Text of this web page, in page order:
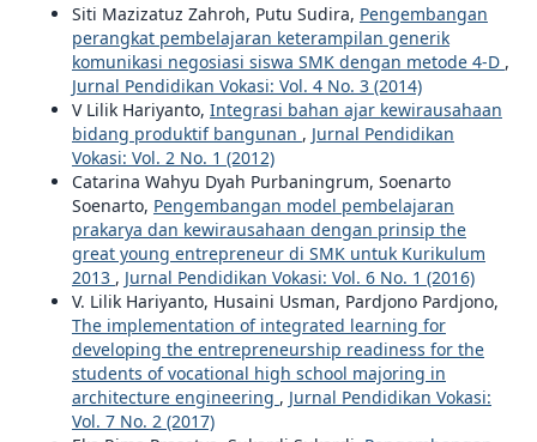
Siti Mazizatuz Zahroh, Putu Sudira, Pengembangan
perangkat pembelajaran keterampilan generik
komunikasi negosiasi siswa SMK dengan metode 4-D ,
Jurnal Pendidikan Vokasi: Vol. 4 No. 3 (2014)
V Lilik Hariyanto, Integrasi bahan ajar kewirausahaan
bidang produktif bangunan , Jurnal Pendidikan
Vokasi: Vol. 2 No. 1 (2012)
Catarina Wahyu Dyah Purbaningrum, Soenarto
Soenarto, Pengembangan model pembelajaran
prakarya dan kewirausahaan dengan prinsip the
great young entrepreneur di SMK untuk Kurikulum
2013 , Jurnal Pendidikan Vokasi: Vol. 6 No. 1 (2016)
V. Lilik Hariyanto, Husaini Usman, Pardjono Pardjono,
The implementation of integrated learning for
developing the entrepreneurship readiness for the
students of vocational high school majoring in
architecture engineering , Jurnal Pendidikan Vokasi:
Vol. 7 No. 2 (2017)